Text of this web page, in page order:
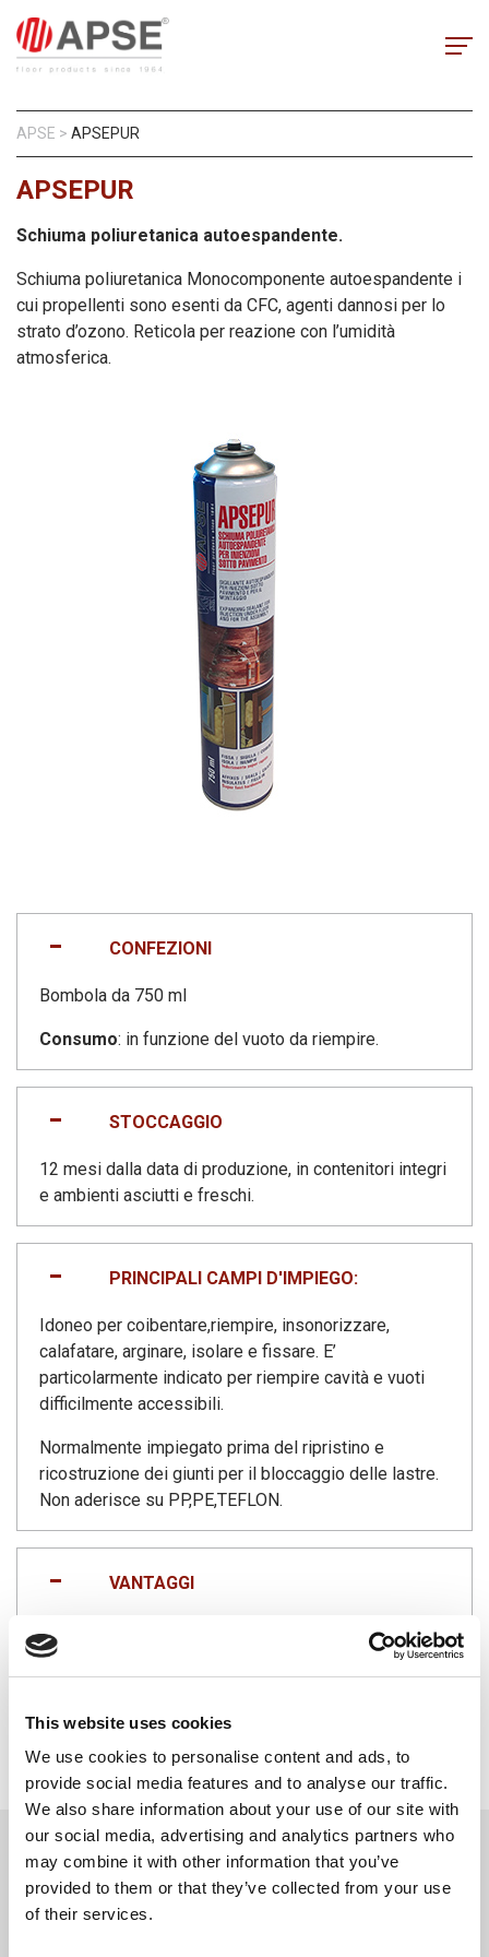
This website uses cookies
We use cookies to personalise content and ads, to
provide social media features and to analyse our traffic.
We also share information about your use of our site with
our social media, advertising and analytics partners who
may combine it with other information that you’ve
provided to them or that they’ve collected from your use
of their services.
APSE > APSEPUR
APSEPUR
Schiuma poliuretanica autoespandente.
Schiuma poliuretanica Monocomponente autoespandente i
cui propellenti sono esenti da CFC, agenti dannosi per lo
strato d’ozono. Reticola per reazione con l’umidità
atmosferica.
CONFEZIONI
Bombola da 750 ml
Consumo: in funzione del vuoto da riempire.
STOCCAGGIO
12 mesi dalla data di produzione, in contenitori integri
e ambienti asciutti e freschi.
PRINCIPALI CAMPI D'IMPIEGO:
Idoneo per coibentare,riempire, insonorizzare,
calafatare, arginare, isolare e fissare. E’
particolarmente indicato per riempire cavità e vuoti
difficilmente accessibili.
Normalmente impiegato prima del ripristino e
ricostruzione dei giunti per il bloccaggio delle lastre.
Non aderisce su PP,PE,TEFLON.
VANTAGGI
La schiuma poliuretanica una volta indurita è
inattaccabile da microorganismi e muffe e presenta
un’ottima resistenza agli agenti chimici.
impermeabile e resiste al calore, al freddo e
all’invecchiamento.
DOWNLOAD
SCHEDA TECNICA